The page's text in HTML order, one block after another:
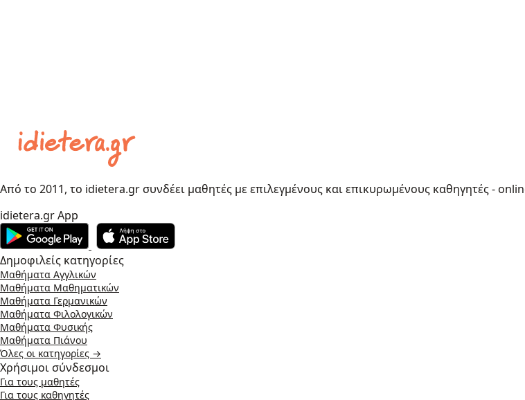
Από το 2011, το idietera.gr συνδέει μαθητές με επιλεγμένους και επικυρωμένους καθηγητές -
idietera.gr App
Δημοφιλείς κατηγορίες
Μαθήματα Αγγλικών
Μαθήματα Μαθηματικών
Μαθήματα Γερμανικών
Μαθήματα Φιλολογικών
Μαθήματα Φυσικής
Μαθήματα Πιάνου
Όλες οι κατηγορίες →
Χρήσιμοι σύνδεσμοι
Για τους μαθητές
Για τους καθηγητές